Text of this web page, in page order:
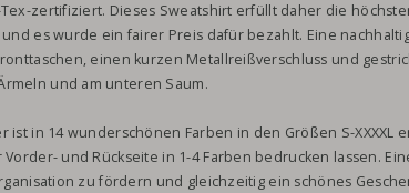
zertifiziert. Dieses Sweatshirt erfüllt daher die
es wurde ein fairer Preis dafür bezahlt. Eine
einen kurzen Metallreißverschluss und
und am unteren Saum.
ist in 14 wunderschönen Farben in den Größen S-XXXXL
und Rückseite in 1-4 Farben bedrucken lassen.
zu fördern und gleichzeitig ein schönes